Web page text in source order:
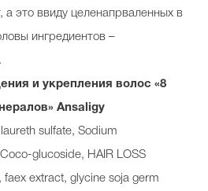
а это ввиду целенапрваленных в
ингредиентов –
и укрепления волос «8
Ansaligy
sulfate, Sodium
glucoside, HAIR LOSS
faex extract, glycine soja germ